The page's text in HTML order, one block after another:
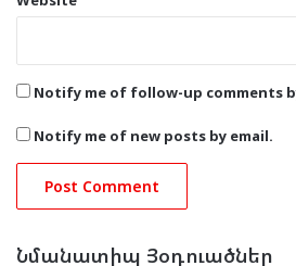
Notify me of follow-up comments
Notify me of new posts by email.
Նմանատիպ Յօդուածներ